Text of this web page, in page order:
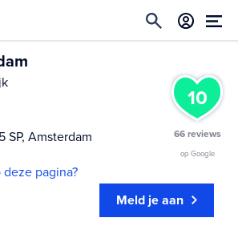
10
66 reviews
op Google
SP, Amsterdam
pagina?
Meld je aan